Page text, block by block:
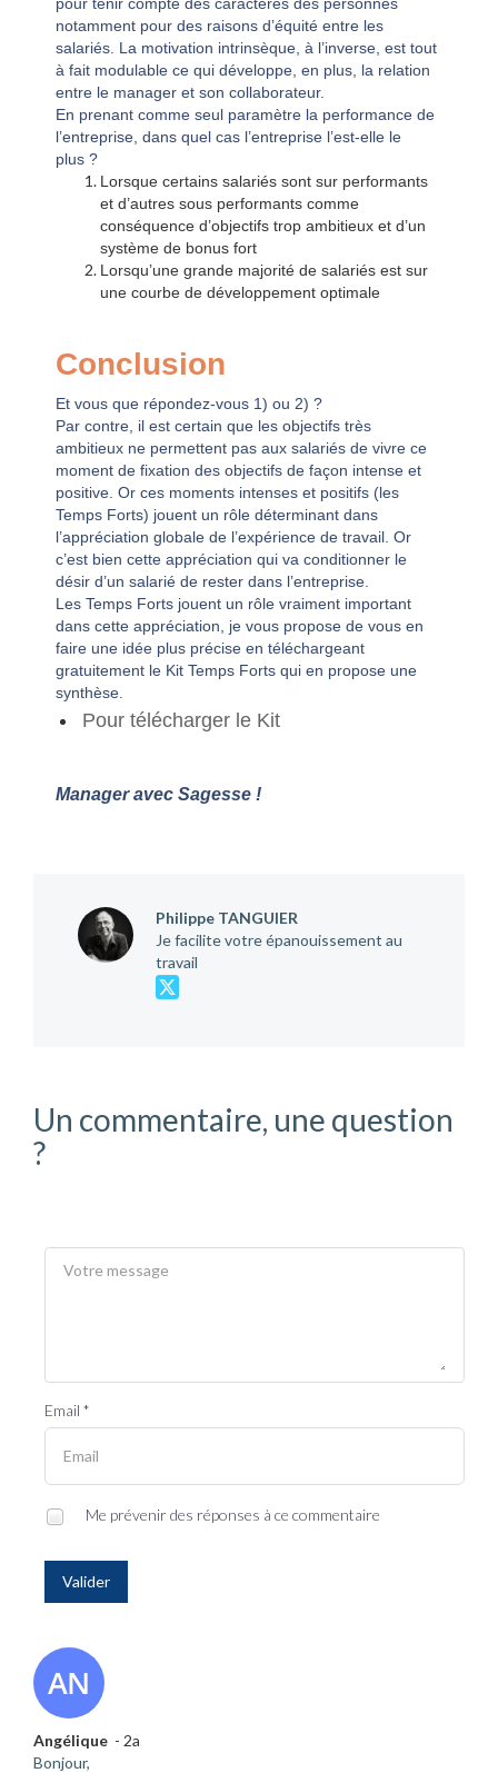
notamment pour des raisons d’équité entre les
salariés. La motivation intrinsèque, à l’inverse, est tout
à fait modulable ce qui développe, en plus, la relation
entre le manager et son collaborateur.
En prenant comme seul paramètre la performance de
l’entreprise, dans quel cas l’entreprise l’est-elle le
plus ?
Lorsque certains salariés sont sur performants
et d’autres sous performants comme
conséquence d’objectifs trop ambitieux et d’un
système de bonus fort
Lorsqu’une grande majorité de salariés est sur
une courbe de développement optimale
Conclusion
Et vous que répondez-vous 1) ou 2) ?
Par contre, il est certain que les objectifs très
ambitieux ne permettent pas aux salariés de vivre ce
moment de fixation des objectifs de façon intense et
positive. Or ces moments intenses et positifs (les
Temps Forts) jouent un rôle déterminant dans
l’appréciation globale de l’expérience de travail. Or
c’est bien cette appréciation qui va conditionner le
désir d’un salarié de rester dans l’entreprise.
Les Temps Forts jouent un rôle vraiment important
dans cette appréciation, je vous propose de vous en
faire une idée plus précise en téléchargeant
gratuitement le Kit Temps Forts qui en propose une
synthèse.
Pour télécharger le Kit
Manager avec Sagesse !
Philippe TANGUIER
Je facilite votre épanouissement au
travail
Un commentaire, une question
?
Email *
Me prévenir des réponses à ce commentaire
Valider
Angélique - 2a
Bonjour,